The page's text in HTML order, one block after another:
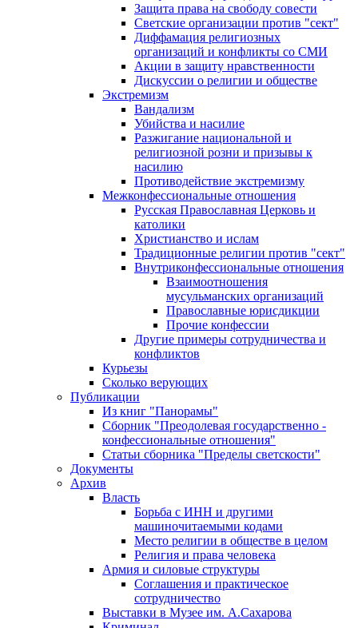
Защита права на свободу совести
Светские организации против "сект"
Диффамация религиозных
организаций и конфликты со СМИ
Акции в защиту нравственности
Дискуссии о религии и обществе
Экстремизм
Вандализм
Убийства и насилие
Разжигание национальной и
религиозной розни и призывы к
насилию
Противодействие экстремизму
Межконфессиональные отношения
Русская Православная Церковь и
католики
Христианство и ислам
Традиционные религии против "сект"
Внутриконфессиональные отношения
Взаимоотношения
мусульманских организаций
Православные юрисдикции
Прочие конфессии
Другие примеры сотрудничества и
конфликтов
Курьезы
Сколько верующих
Публикации
Из книг "Панорамы"
Сборник "Преодолевая государственно -
конфессиональные отношения"
Статьи сборника "Пределы светскости"
Документы
Архив
Власть
Борьба с ИНН и другими
машиночитаемыми кодами
Место религии в обществе в целом
Религия и права человека
Армия и силовые структуры
Соглашения и практическое
сотрудничество
Выставки в Музее им. А.Сахарова